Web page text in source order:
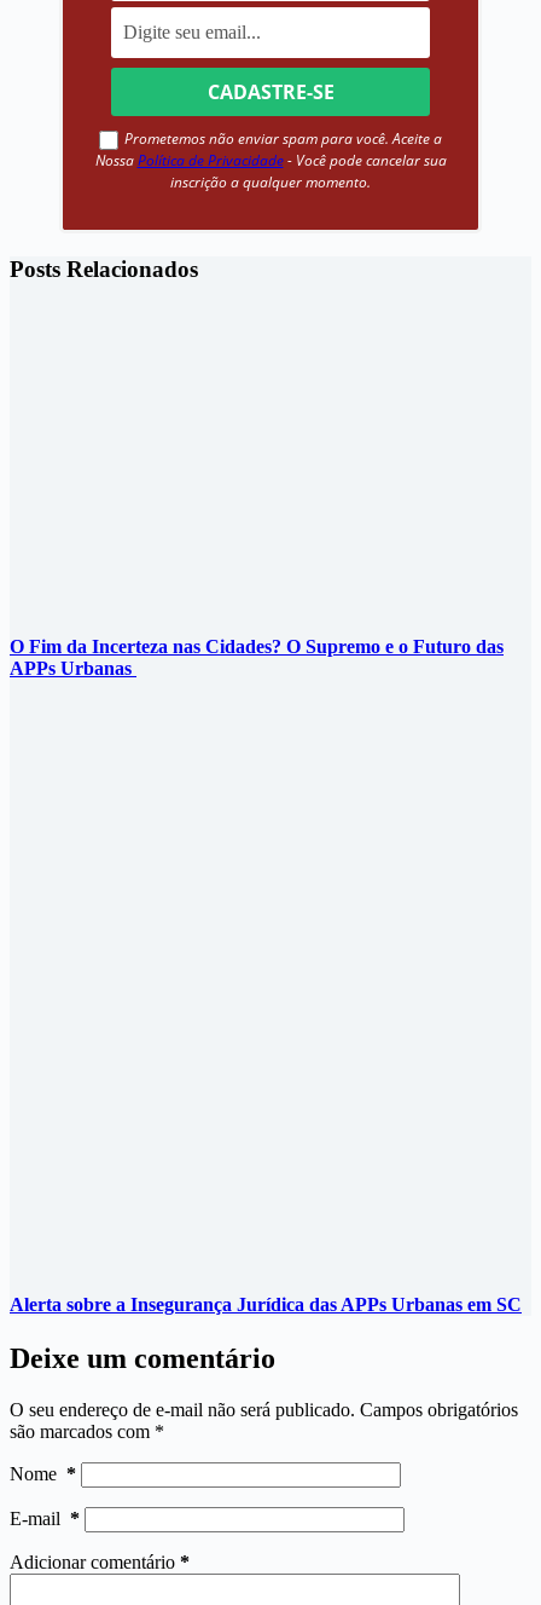
Prometemos não enviar spam para você. Aceite a
NossaPolítica de Privacidade- Você pode cancelar sua
inscrição a qualquer momento.
Posts Relacionados
O Fim da Incerteza nas Cidades? O Supremo e o Futuro das
APPs Urbanas
Alerta sobre a Insegurança Jurídica das APPs Urbanas em SC
Deixe um comentário
O seu endereço de e-mail não será publicado. Campos obrigatórios
são marcados com *
Nome *
E-mail *
Adicionar comentário *